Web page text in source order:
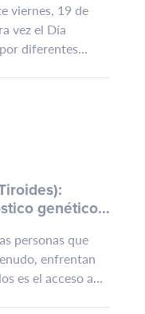
viernes, 19 de
vez el Día
diferentes
genético
personas que
enfrentan
es el acceso a